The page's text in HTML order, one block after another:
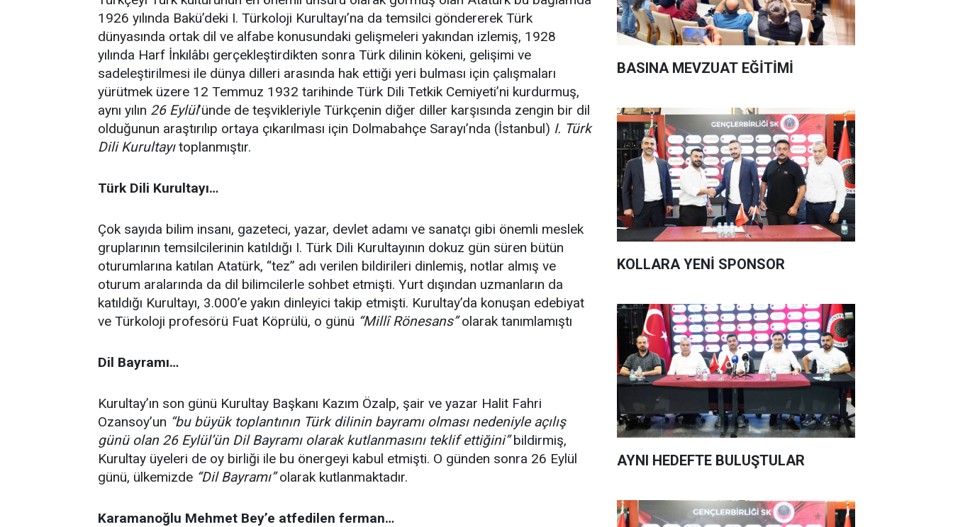
1926 yılında Bakü’deki I. Türkoloji Kurultayı’na da temsilci göndererek Türk
dünyasında ortak dil ve alfabe konusundaki gelişmeleri yakından izlemiş, 1928
yılında Harf İnkılâbı gerçekleştirdikten sonra Türk dilinin kökeni, gelişimi ve
sadeleştirilmesi ile dünya dilleri arasında hak ettiği yeri bulması için çalışmaları
yürütmek üzere 12 Temmuz 1932 tarihinde Türk Dili Tetkik Cemiyeti’ni kurdurmuş,
aynı yılın 26 Eylül’ünde de teşvikleriyle Türkçenin diğer diller karşısında zengin bir dil
olduğunun araştırılıp ortaya çıkarılması için Dolmabahçe Sarayı’nda (İstanbul) I. Türk
Dili Kurultayıtoplanmıştır.
Türk Dili Kurultayı…
Çok sayıda bilim insanı, gazeteci, yazar, devlet adamı ve sanatçı gibi önemli meslek
gruplarının temsilcilerinin katıldığı I. Türk Dili Kurultayının dokuz gün süren bütün
oturumlarına katılan Atatürk, “tez” adı verilen bildirileri dinlemiş, notlar almış ve
oturum aralarında da dil bilimcilerle sohbet etmişti. Yurt dışından uzmanların da
katıldığı Kurultayı, 3.000’e yakın dinleyici takip etmişti. Kurultay’da konuşan edebiyat
ve Türkoloji profesörü Fuat Köprülü, o günü “Millî Rönesans”olarak tanımlamıştı
Dil Bayramı…
Kurultay’ın son günü Kurultay Başkanı Kazım Özalp, şair ve yazar Halit Fahri
Ozansoy’un “bu büyük toplantının Türk dilinin bayramı olması nedeniyle açılış
günü olan 26 Eylül’ün Dil Bayramı olarak kutlanmasını teklif ettiğini”bildirmiş,
Kurultay üyeleri de oy birliği ile bu önergeyi kabul etmişti. O günden sonra 26 Eylül
günü, ülkemizde “Dil Bayramı”olarak kutlanmaktadır.
Karamanoğlu Mehmet Bey’e atfedilen ferman…
BASINA MEVZUAT EĞİTİMİ
KOLLARA YENİ SPONSOR
AYNI HEDEFTE BULUŞTULAR